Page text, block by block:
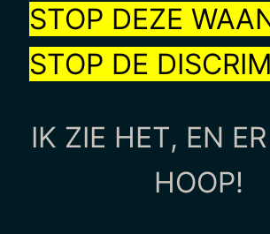
STOP DEZE
STOP DE
IK ZIE HET, EN
HOOP!